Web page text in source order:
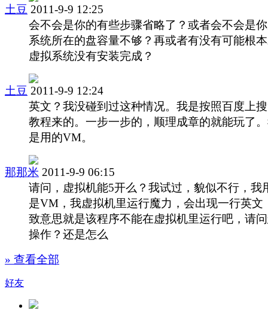
土豆 2011-9-9 12:25
会不会是你的有些步骤省略了？或者会不会是
系统所在的盘容量不够？再或者有没有可能根
虚拟系统没有安装完成？
土豆 2011-9-9 12:24
英文？我没碰到过这种情况。我是按照百度上
教程来的。一步一步的，顺理成章的就能玩了
是用的VM。
那那米 2011-9-9 06:15
请问，虚拟机能5开么？我试过，貌似不行，我
是VM，我虚拟机里运行魔力，会出现一行英文
致意思就是该程序不能在虚拟机里运行吧，请
操作？还是怎么
» 查看全部
好友